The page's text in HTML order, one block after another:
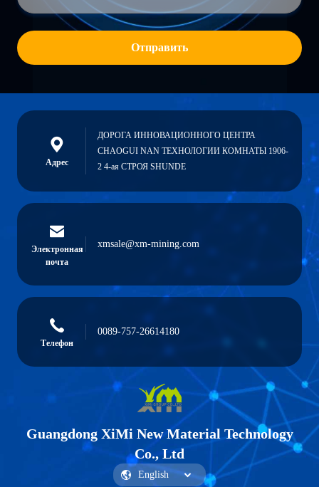
Отправить
Адрес
ДОРОГА ИННОВАЦИОННОГО ЦЕНТРА
CHAOGUI NAN ТЕХНОЛОГИИ КОМНАТЫ 1906-
2 4-ая СТРОЯ SHUNDE
Электронная
почта
xmsale@xm-mining.com
Телефон
0089-757-26614180
Guangdong XiMi New Material Technology
Co., Ltd